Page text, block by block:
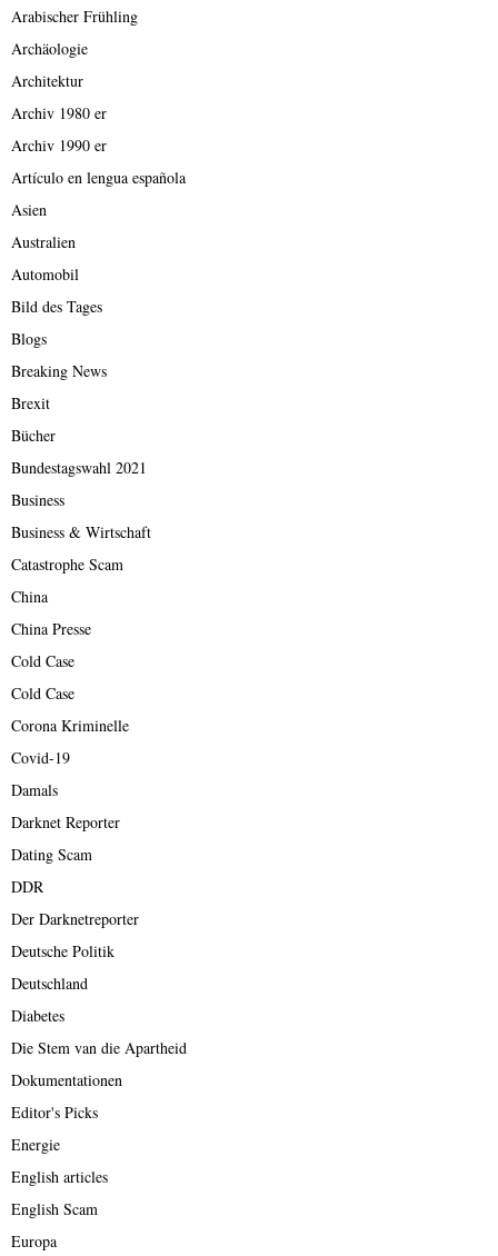
Arabischer Frühling
Archäologie
Architektur
Archiv 1980 er
Archiv 1990 er
Artículo en lengua española
Asien
Australien
Automobil
Bild des Tages
Blogs
Breaking News
Brexit
Bücher
Bundestagswahl 2021
Business
Business & Wirtschaft
Catastrophe Scam
China
China Presse
Cold Case
Cold Case
Corona Kriminelle
Covid-19
Damals
Darknet Reporter
Dating Scam
DDR
Der Darknetreporter
Deutsche Politik
Deutschland
Diabetes
Die Stem van die Apartheid
Dokumentationen
Editor's Picks
Energie
English articles
English Scam
Europa